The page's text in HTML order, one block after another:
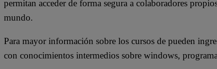
permitan acceder de forma segura a colaboradores
mundo.
Para mayor información sobre los cursos de pueden
con conocimientos intermedios sobre windows,